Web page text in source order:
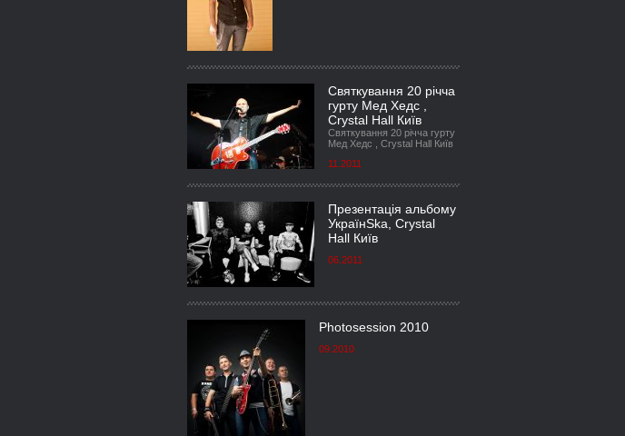
Святкування 20 річча
гурту Мед Хедс ,
Crystal Hall Київ
Святкування 20 річча гурту
Мед Хедс , Crystal Hall Київ
11.2011
Презентація альбому
УкраїнSka, Crystal
Hall Київ
06.2011
Photosession 2010
09.2010